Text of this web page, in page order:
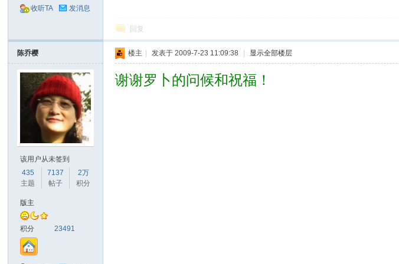
收听TA 发消息
回复
陈乔樱
该用户从未签到
435
主题
7137
帖子
2万
积分
版主
积分 23491
楼主 发表于 2009-7-23 11:09:38 显示全部楼层
谢谢罗卜的问候和祝福！